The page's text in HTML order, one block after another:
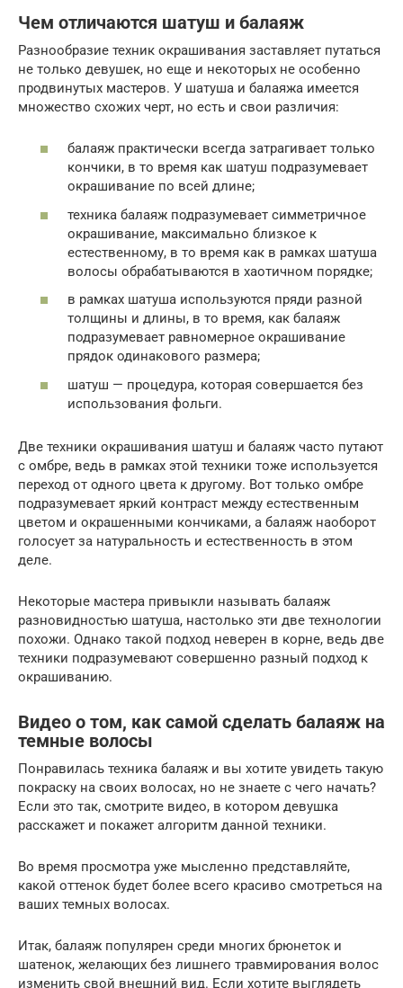
Чем отличаются шатуш и балаяж
Разнообразие техник окрашивания заставляет путаться
не только девушек, но еще и некоторых не особенно
продвинутых мастеров. У шатуша и балаяжа имеется
множество схожих черт, но есть и свои различия:
балаяж практически всегда затрагивает только
кончики, в то время как шатуш подразумевает
окрашивание по всей длине;
техника балаяж подразумевает симметричное
окрашивание, максимально близкое к
естественному, в то время как в рамках шатуша
волосы обрабатываются в хаотичном порядке;
в рамках шатуша используются пряди разной
толщины и длины, в то время, как балаяж
подразумевает равномерное окрашивание
прядок одинакового размера;
шатуш — процедура, которая совершается без
использования фольги.
Две техники окрашивания шатуш и балаяж часто путают
с омбре, ведь в рамках этой техники тоже используется
переход от одного цвета к другому. Вот только омбре
подразумевает яркий контраст между естественным
цветом и окрашенными кончиками, а балаяж наоборот
голосует за натуральность и естественность в этом
деле.
Некоторые мастера привыкли называть балаяж
разновидностью шатуша, настолько эти две технологии
похожи. Однако такой подход неверен в корне, ведь две
техники подразумевают совершенно разный подход к
окрашиванию.
Видео о том, как самой сделать балаяж на
темные волосы
Понравилась техника балаяж и вы хотите увидеть такую
покраску на своих волосах, но не знаете с чего начать?
Если это так, смотрите видео, в котором девушка
расскажет и покажет алгоритм данной техники.
Во время просмотра уже мысленно представляйте,
какой оттенок будет более всего красиво смотреться на
ваших темных волосах.
Итак, балаяж популярен среди многих брюнеток и
шатенок, желающих без лишнего травмирования волос
изменить свой внешний вид. Если хотите выглядеть